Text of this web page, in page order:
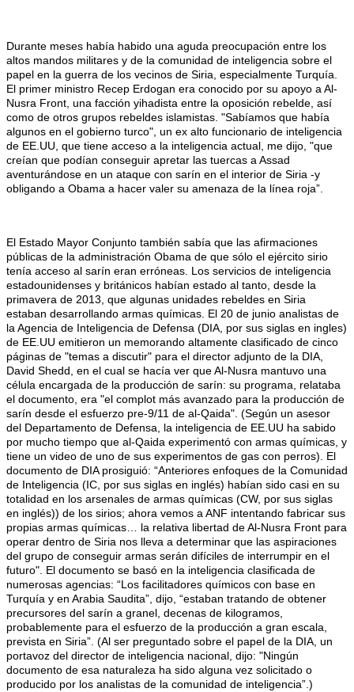
Durante meses había habido una aguda preocupación entre los
altos mandos militares y de la comunidad de inteligencia sobre el
papel en la guerra de los vecinos de Siria, especialmente Turquía.
El primer ministro Recep Erdogan era conocido por su apoyo a Al-
Nusra Front, una facción yihadista entre la oposición rebelde, así
como de otros grupos rebeldes islamistas. "Sabíamos que había
algunos en el gobierno turco", un ex alto funcionario de inteligencia
de EE.UU, que tiene acceso a la inteligencia actual, me dijo, "que
creían que podían conseguir apretar las tuercas a Assad
aventurándose en un ataque con sarín en el interior de Siria -y
obligando a Obama a hacer valer su amenaza de la línea roja”.
El Estado Mayor Conjunto también sabía que las afirmaciones
públicas de la administración Obama de que sólo el ejército sirio
tenía acceso al sarín eran erróneas. Los servicios de inteligencia
estadounidenses y británicos habían estado al tanto, desde la
primavera de 2013, que algunas unidades rebeldes en Siria
estaban desarrollando armas químicas. El 20 de junio analistas de
la Agencia de Inteligencia de Defensa (DIA, por sus siglas en ingles)
de EE.UU emitieron un memorando altamente clasificado de cinco
páginas de "temas a discutir" para el director adjunto de la DIA,
David Shedd, en el cual se hacía ver que Al-Nusra mantuvo una
célula encargada de la producción de sarín: su programa, relataba
el documento, era "el complot más avanzado para la producción de
sarín desde el esfuerzo pre-9/11 de al-Qaida". (Según un asesor
del Departamento de Defensa, la inteligencia de EE.UU ha sabido
por mucho tiempo que al-Qaida experimentó con armas químicas, y
tiene un video de uno de sus experimentos de gas con perros). El
documento de DIA prosiguió: “Anteriores enfoques de la Comunidad
de Inteligencia (IC, por sus siglas en inglés) habían sido casi en su
totalidad en los arsenales de armas químicas (CW, por sus siglas
en inglés)) de los sirios; ahora vemos a ANF intentando fabricar sus
propias armas químicas… la relativa libertad de Al-Nusra Front para
operar dentro de Siria nos lleva a determinar que las aspiraciones
del grupo de conseguir armas serán difíciles de interrumpir en el
futuro". El documento se basó en la inteligencia clasificada de
numerosas agencias: “Los facilitadores químicos con base en
Turquía y en Arabia Saudita”, dijo, “estaban tratando de obtener
precursores del sarín a granel, decenas de kilogramos,
probablemente para el esfuerzo de la producción a gran escala,
prevista en Siria”. (Al ser preguntado sobre el papel de la DIA, un
portavoz del director de inteligencia nacional, dijo: "Ningún
documento de esa naturaleza ha sido alguna vez solicitado o
producido por los analistas de la comunidad de inteligencia”.)